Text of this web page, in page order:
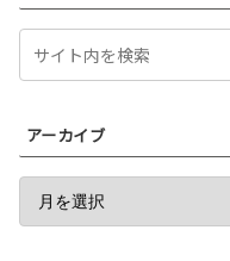
アーカイブ